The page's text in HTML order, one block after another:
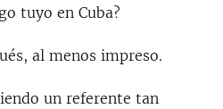
tuyo en Cuba?
al menos impreso.
un referente tan